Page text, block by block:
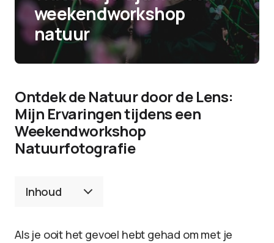
weekendworkshop
natuur
Ontdek de Natuur door de Lens:
Mijn Ervaringen tijdens een
Weekendworkshop
Natuurfotografie
Inhoud
Als je ooit het gevoel hebt gehad om met je